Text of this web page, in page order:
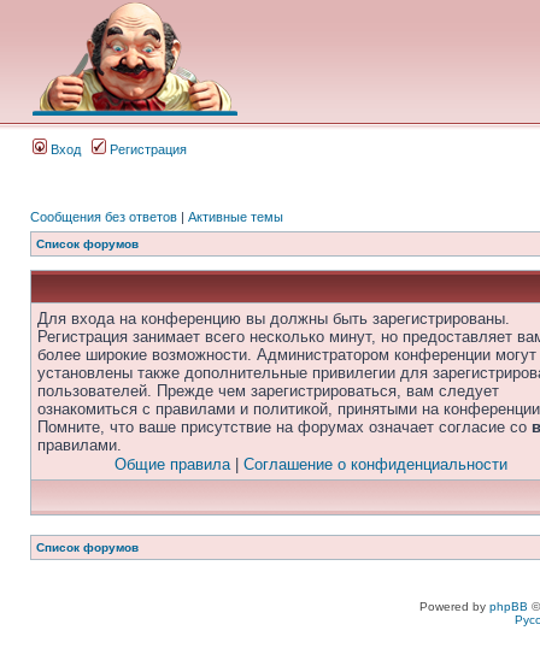
Вход Регистрация
Сообщения без ответов | Активные темы
Список форумов
Для входа на конференцию вы должны быть зарегистрированы.
Регистрация занимает всего несколько минут, но предоставляет
более широкие возможности. Администратором конференции
установлены также дополнительные привилегии для
пользователей. Прежде чем зарегистрироваться, вам следует
ознакомиться с правилами и политикой, принятыми на
Помните, что ваше присутствие на форумах означает согласие со
правилами.
Общие правила| Соглашение о конфиденциальности
Список форумов
Powered by phpBB